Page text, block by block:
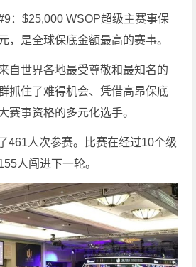
：$25,000 WSOP超级主赛事保
，是全球保底金额最高的赛事。
自世界各地最受尊敬和最知名的
抓住了难得机会、凭借高昂保底
赛事资格的多元化选手。
461人次参赛。比赛在经过10个级
人闯进下一轮。